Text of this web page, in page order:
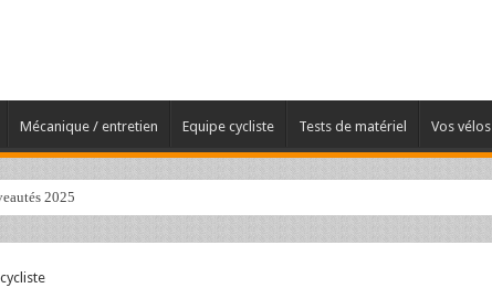
Mécanique / entretien Equipe cycliste Tests de matériel Vos vélos
2025